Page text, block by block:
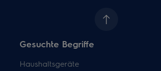
Gesuchte Begriffe
Haushaltsgeräte